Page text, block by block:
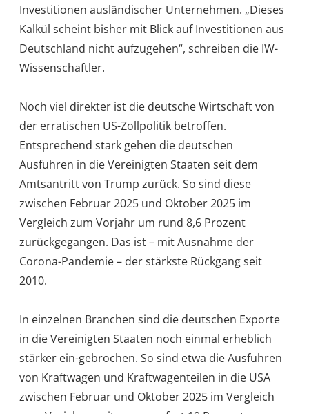
Investitionen ausländischer Unternehmen. „Dieses
Kalkül scheint bisher mit Blick auf Investitionen aus
Deutschland nicht aufzugehen“, schreiben die IW-
Wissenschaftler.
Noch viel direkter ist die deutsche Wirtschaft von
der erratischen US-Zollpolitik betroffen.
Entsprechend stark gehen die deutschen
Ausfuhren in die Vereinigten Staaten seit dem
Amtsantritt von Trump zurück. So sind diese
zwischen Februar 2025 und Oktober 2025 im
Vergleich zum Vorjahr um rund 8,6 Prozent
zurückgegangen. Das ist – mit Ausnahme der
Corona-Pandemie – der stärkste Rückgang seit
2010.
In einzelnen Branchen sind die deutschen Exporte
in die Vereinigten Staaten noch einmal erheblich
stärker ein-gebrochen. So sind etwa die Ausfuhren
von Kraftwagen und Kraftwagenteilen in die USA
zwischen Februar und Oktober 2025 im Vergleich